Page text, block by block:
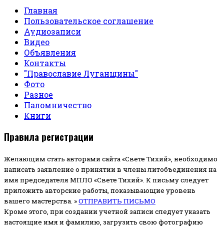
Главная
Пользовательское соглашение
Аудиозаписи
Видео
Объявления
Контакты
"Православие Луганщины"
Фото
Разное
Паломничество
Книги
Правила регистрации
Желающим стать авторами сайта «Свете Тихий», необходимо
написать заявление о принятии в члены литобъединения на
имя председателя МПЛО «Свете Тихий». К письму следует
приложить авторские работы, показывающие уровень
вашего мастерства. »ОТПРАВИТЬ ПИСЬМО
Кроме этого, при создании учетной записи следует указать
настоящие имя и фамилию, загрузить свою фотографию